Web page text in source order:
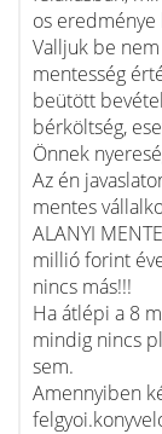
os
Valljuk be
mentesség
beütött
bérköltség,
Önnek
Az én
mentes
ALANYI
millió forint
nincs más!!!
Ha átlépi a 8
mindig nincs
sem.
Amennyiben